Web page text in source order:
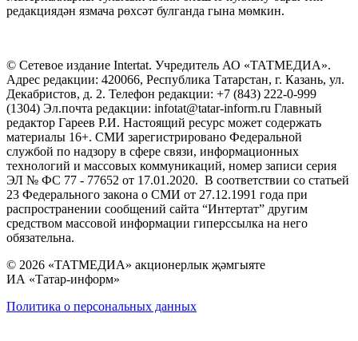
редакциядән язмача рөхсәт булганда гына мөмкин.
© Сетевое издание Intertat. Учредитель АО «ТАТМЕДИА».
Адрес редакции: 420066, Республика Татарстан, г. Казань, ул.
Декабристов, д. 2. Телефон редакции: +7 (843) 222-0-999
(1304) Эл.почта редакции: infotat@tatar-inform.ru Главный
редактор Гареев Р.И. Настоящий ресурс может содержать
материалы 16+. СМИ зарегистрировано Федеральной
службой по надзору в сфере связи, информационных
технологий и массовых коммуникаций, номер записи серия
ЭЛ № ФС 77 - 77652 от 17.01.2020. В соответствии со статьей
23 Федерального закона о СМИ от 27.12.1991 года при
распространении сообщений сайта “Интертат” другим
средством массовой информации гиперссылка на него
обязательна.
© 2026 «ТАТМЕДИА» акционерлык җәмгыяте
ИА «Татар-информ»
Политика о персональных данных